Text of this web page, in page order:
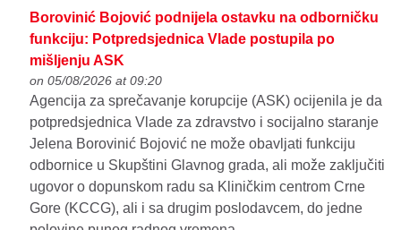
Borovinić Bojović podnijela ostavku na odborničku
funkciju: Potpredsjednica Vlade postupila po
mišljenju ASK
on 05/08/2026 at 09:20
Agencija za sprečavanje korupcije (ASK) ocijenila je da
potpredsjednica Vlade za zdravstvo i socijalno staranje
Jelena Borovinić Bojović ne može obavljati funkciju
odbornice u Skupštini Glavnog grada, ali može zaključiti
ugovor o dopunskom radu sa Kliničkim centrom Crne
Gore (KCCG), ali i sa drugim poslodavcem, do jedne